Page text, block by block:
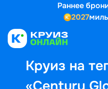
Раннее
2027
Круиз на
Выбор